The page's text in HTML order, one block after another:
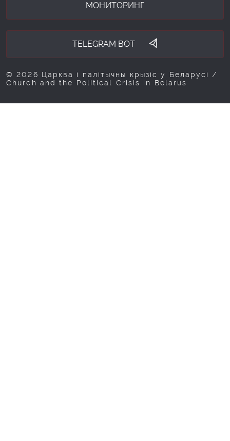
МОНИТОРИНГ
TELEGRAM BOT
© 2026 Царква і палітычны крызіс у Беларусі /
Church and the Political Crisis in Belarus